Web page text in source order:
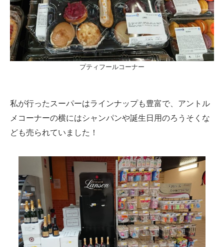
プティフールコーナー
私が行ったスーパーはラインナップも豊富で、アントル
メコーナーの横にはシャンパンや誕生日用のろうそくな
ども売られていました！